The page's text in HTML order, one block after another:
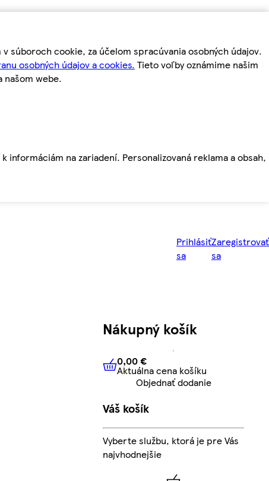
súboroch cookie, za účelom spracúvania osobných údajov.
osobných údajov a cookies. Tieto voľby oznámime našim
našom webe.
na zariadení. Personalizovaná reklama a obsah,
Prihlásiť
sa
Zaregistrovať
sa
Nákupný košík
0,00 € Aktuálna cena košíku
0,00 €
Aktuálna cena košíku
Objednať dodanie
Váš košík
Vyberte službu, ktorá je pre Vás
najvhodnejšie